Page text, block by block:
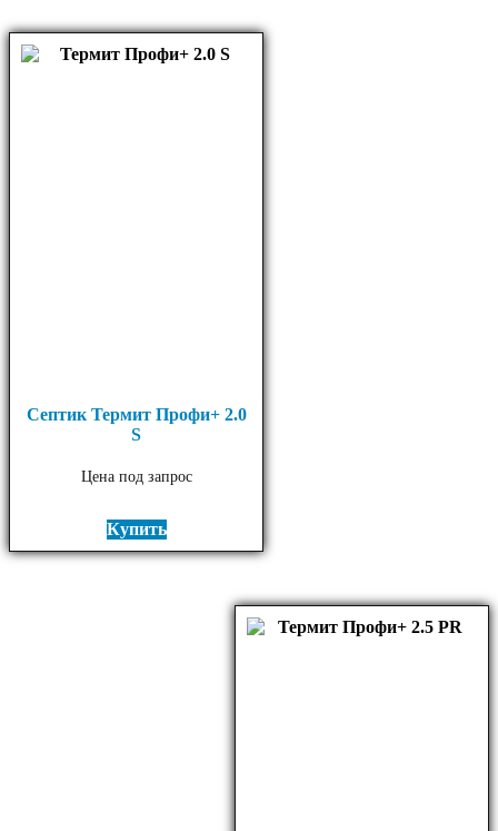
Септик Термит Профи+ 2.0
S
Цена под запрос
Купить